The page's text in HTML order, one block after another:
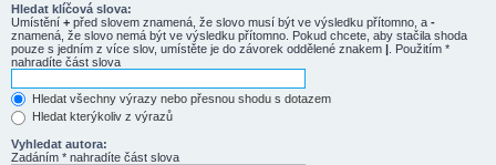
Hledat klíčová slova:
Umístění + před slovem znamená, že slovo musí být ve výsledku přítomno, a -
znamená, že slovo nemá být ve výsledku přítomno. Pokud chcete, aby stačila shoda
pouze s jedním z více slov, umístěte je do závorek oddělené znakem | . Použitím *
nahradíte část slova
Hledat všechny výrazy nebo přesnou shodu s dotazem
Hledat kterýkoliv z výrazů
Vyhledat autora:
Zadáním * nahradíte část slova